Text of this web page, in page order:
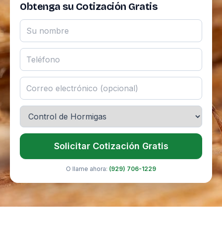
Obtenga su Cotización Gratis
Solicitar Cotización Gratis
O llame ahora: (929) 706-1229